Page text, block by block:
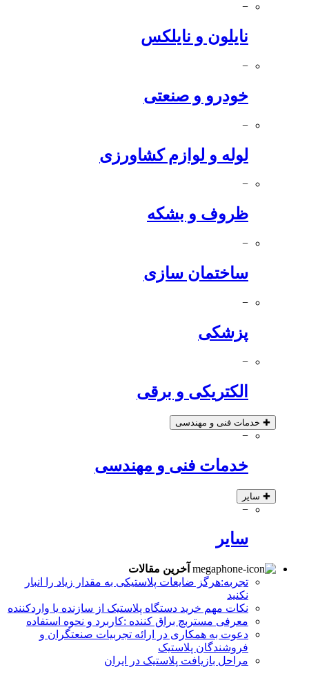
−
نایلون و نایلکس
−
خودرو و صنعتی
−
لوله و لوازم کشاورزی
−
ظروف و بشکه
−
ساختمان سازی
−
پزشکی
−
الکتریکی و برقی
✚ خدمات فنی و مهندسی
−
خدمات فنی و مهندسی
✚ سایر
−
سایر
آخرین مقالات
تجربه:هرگز ضایعات پلاستیکی به مقدار زیاد را انبار
نکنید
نکات مهم خرید دستگاه پلاستیک از سازنده یا واردکننده
معرفی مستربچ براق کننده :کاربرد و نحوه استفاده
دعوت به همکاری در ارائه تجربیات صنعتگران و
فروشندگان پلاستیک
مراحل بازیافت پلاستیک در ایران